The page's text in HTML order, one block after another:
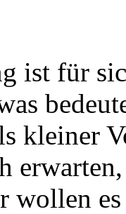
ist für
kleiner
wollen